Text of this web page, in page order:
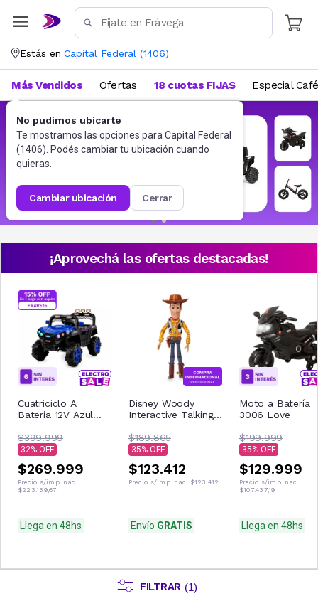
Estás en Capital Federal (1406)
No pudimos ubicarte
Te mostramos las opciones para Capital Federal
(1406). Podés cambiar tu ubicación cuando
quieras.
cambiar ubicación cerrar
Más Vendidos Ofertas 18 cuotas FIJAS Especial Café
¡Aprovechá las ofertas destacadas!
Cuatriciclo A
Bateria 12V Azul
Remoto Musica Usb
Luces
$399.999
32
$269.999
Precio s/imp. nac.
$223.139,67
Llega en 48hs
Disney Woody
Interactive Talking
$189.865
35
$123.412
Precio s/imp. nac. $123.412
Envío GRATIS
Moto a Batería
3006 Love
$199.999
35
$129.999
Precio s/imp. nac.
$107.437,19
Llega en 48hs
FILTRAR (1)